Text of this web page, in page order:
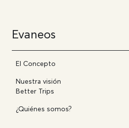
Evaneos
El Concepto
Nuestra visión
Better Trips
¿Quiénes somos?